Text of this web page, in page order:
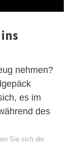
nehmen?
es im
des
Sie sich die